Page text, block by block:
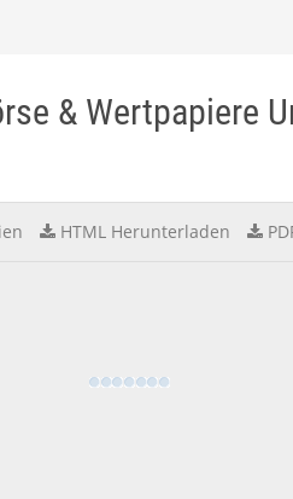
& Wertpapiere
HTML Herunterladen